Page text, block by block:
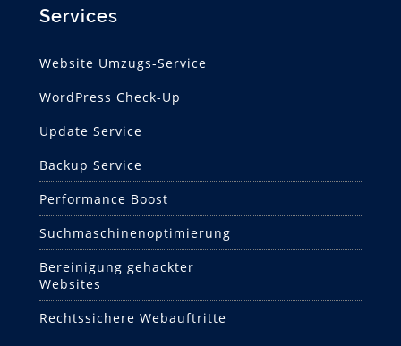
Services
Website Umzugs-Service
WordPress Check-Up
Update Service
Backup Service
Performance Boost
Suchmaschinen­optimierung
Bereinigung gehackter
Websites
Rechtssichere Webauftritte